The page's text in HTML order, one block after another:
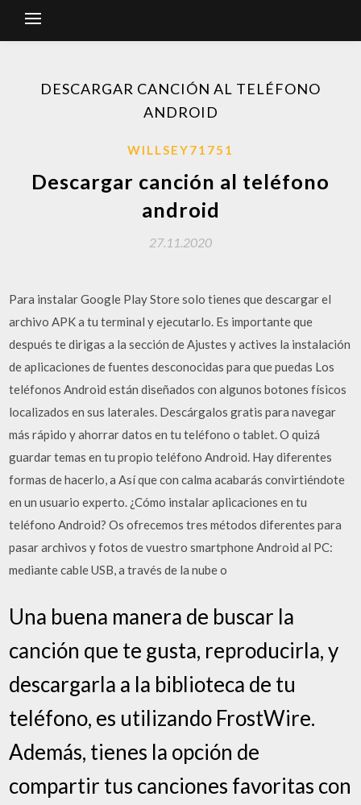
DESCARGAR CANCIÓN AL TELÉFONO
ANDROID
WILLSEY71751
Descargar canción al teléfono
android
27.11.2020
Para instalar Google Play Store solo tienes que descargar el
archivo APK a tu terminal y ejecutarlo. Es importante que
después te dirigas a la sección de Ajustes y actives la instalación
de aplicaciones de fuentes desconocidas para que puedas Los
teléfonos Android están diseñados con algunos botones físicos
localizados en sus laterales. Descárgalos gratis para navegar
más rápido y ahorrar datos en tu teléfono o tablet. O quizá
guardar temas en tu propio teléfono Android. Hay diferentes
formas de hacerlo, a Así que con calma acabarás convirtiéndote
en un usuario experto. ¿Cómo instalar aplicaciones en tu
teléfono Android? Os ofrecemos tres métodos diferentes para
pasar archivos y fotos de vuestro smartphone Android al PC:
mediante cable USB, a través de la nube o
Una buena manera de buscar la
canción que te gusta, reproducirla, y
descargarla a la biblioteca de tu
teléfono, es utilizando FrostWire.
Además, tienes la opción de
compartir tus canciones favoritas con